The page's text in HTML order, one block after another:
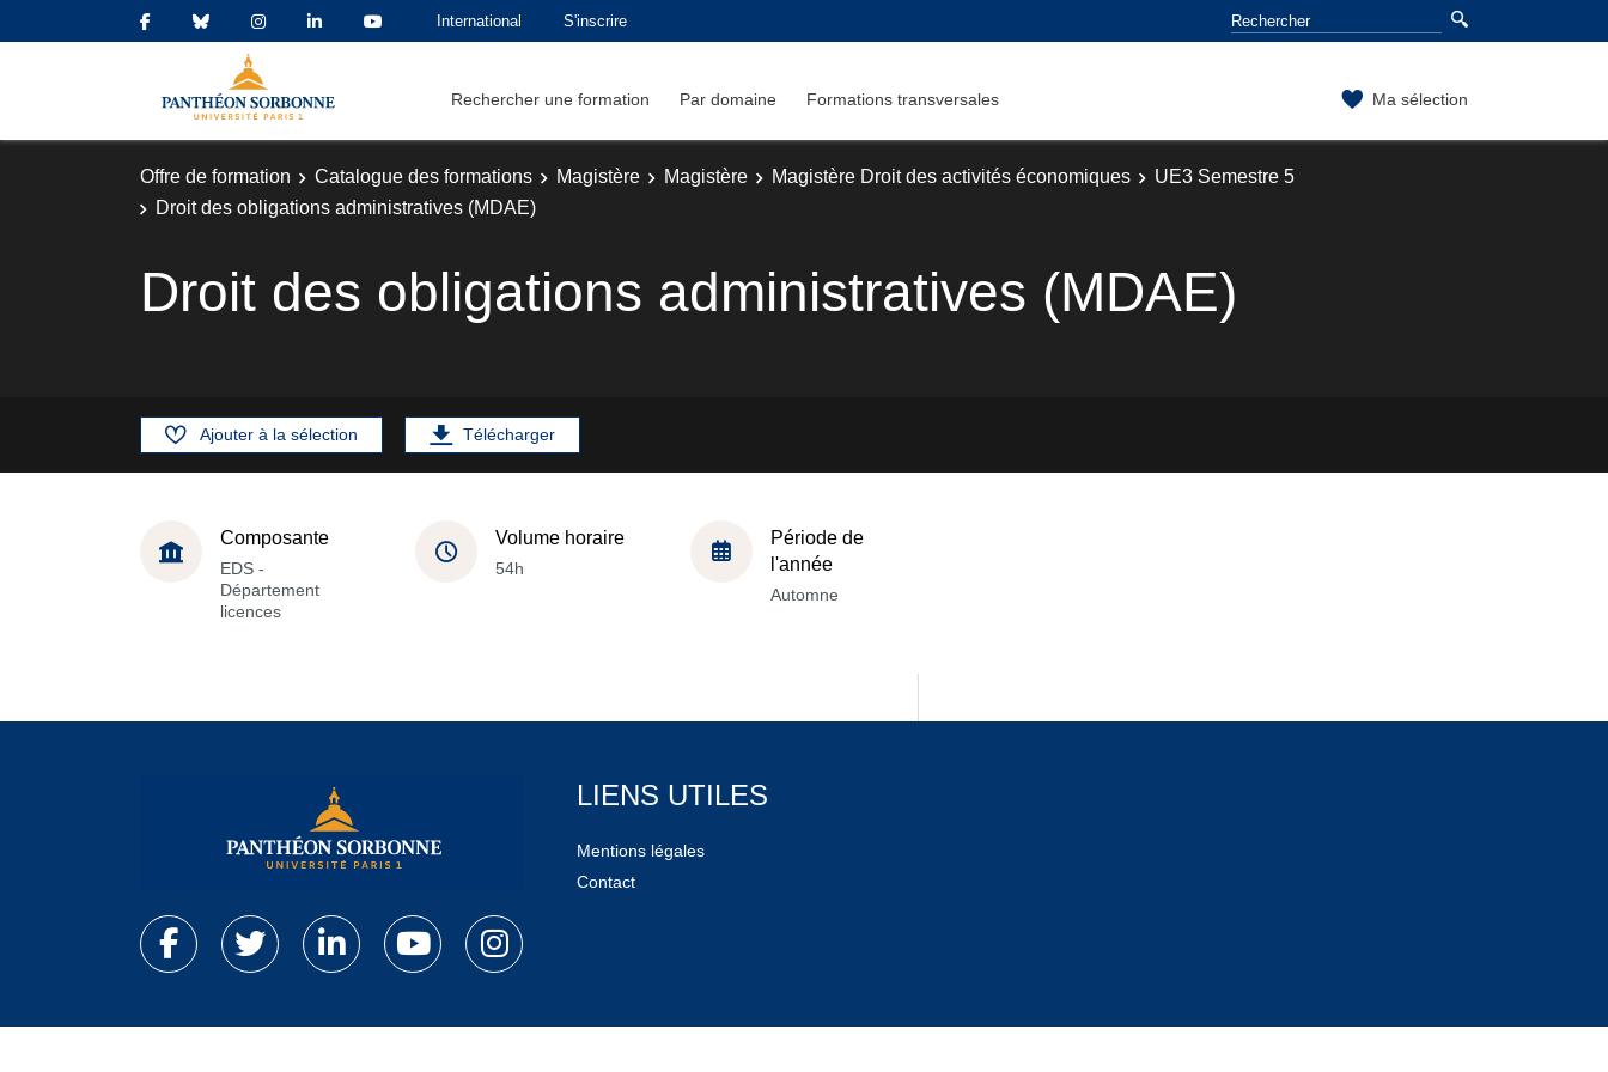
International S'inscrire
Rechercher une formation Par domaine Formations transversales Ma sélection
Offre de formation Catalogue des formations Magistère Magistère Magistère Droit des activités économiques
UE3 Semestre 5
Droit des obligations administratives (MDAE)
Droit des obligations administratives (MDAE)
Ajouter à la sélection Télécharger
Composante
EDS -
Département
licences
Volume horaire
54h
Période de
l'année
Automne
LIENS UTILES
Mentions légales
Contact